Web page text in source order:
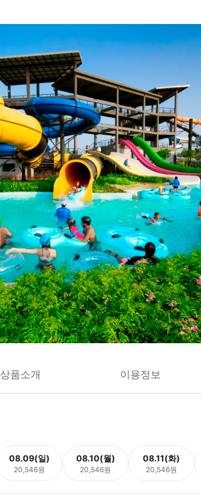
상품소개 이용정보
08.09(일)
20,546원
08.10(월)
20,546원
08.11(화)
20,546원